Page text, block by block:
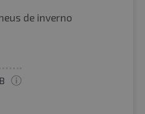
de inverno